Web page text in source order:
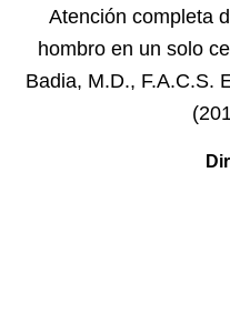
Atención completa
hombro en un solo
Badia, M.D., F.A.C.S.